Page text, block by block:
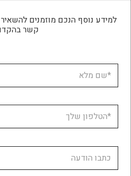
למידע נוסף הנכם מוזמנים להשאיר
קשר